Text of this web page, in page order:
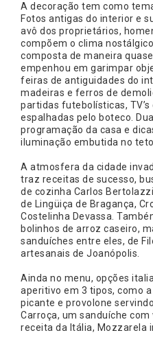
A decoração tem como
Fotos antigas do interior e
avô dos proprietários,
compõem o clima
composta de maneira
empenhou em garimpar
feiras de antiguidades do
madeiras e ferros de
partidas futebolísticas,
espalhadas pelo boteco.
programação da casa e
iluminação embutida no
A atmosfera da cidade
traz receitas de sucesso,
de cozinha Carlos
de Lingüiça de Bragança,
Costelinha Devassa.
bolinhos de arroz caseiro,
sanduíches entre eles, de
artesanais de Joanópolis.
Ainda no menu, opções
aperitivo em 3 tipos, como
picante e provolone
Carroça, um sanduíche
receita da Itália, Mozzarela